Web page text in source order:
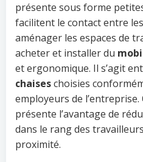
présente sous forme
facilitent le contact entre
aménager les espaces de
acheter et installer du
et ergonomique. Il s’agit
chaiseschoisies
employeurs de l’entreprise.
présente l’avantage de
dans le rang des
proximité.